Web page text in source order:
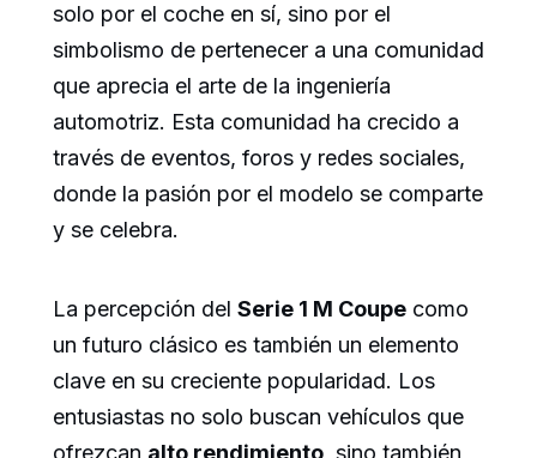
solo por el coche en sí, sino por el
simbolismo de pertenecer a una comunidad
que aprecia el arte de la ingeniería
automotriz. Esta comunidad ha crecido a
través de eventos, foros y redes sociales,
donde la pasión por el modelo se comparte
y se celebra.
La percepción del Serie 1 M Coupe como
un futuro clásico es también un elemento
clave en su creciente popularidad. Los
entusiastas no solo buscan vehículos que